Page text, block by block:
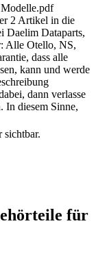
2 Artikel in die
Daelim Dataparts,
Alle Otello, NS,
dass alle
kann und werde
dann verlasse
In diesem Sinne,
sichtbar.
für